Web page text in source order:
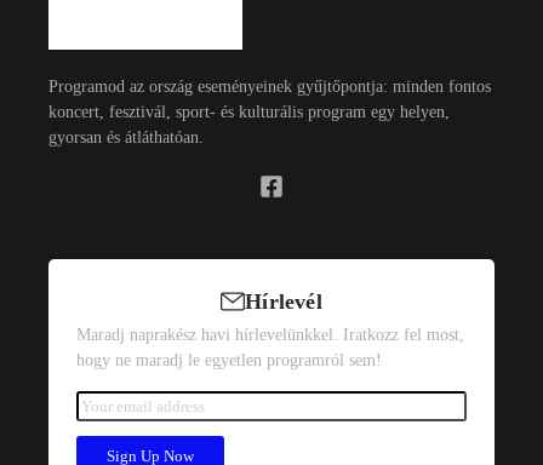
Programod az ország eseményeinek gyűjtőpontja: minden fontos
koncert, fesztivál, sport- és kulturális program egy helyen,
gyorsan és átláthatóan.
Hírlevél
Maradj naprakész havi hírlevelünkkel. Iratkozz fel most,
hogy ne maradj le egyetlen programról sem!